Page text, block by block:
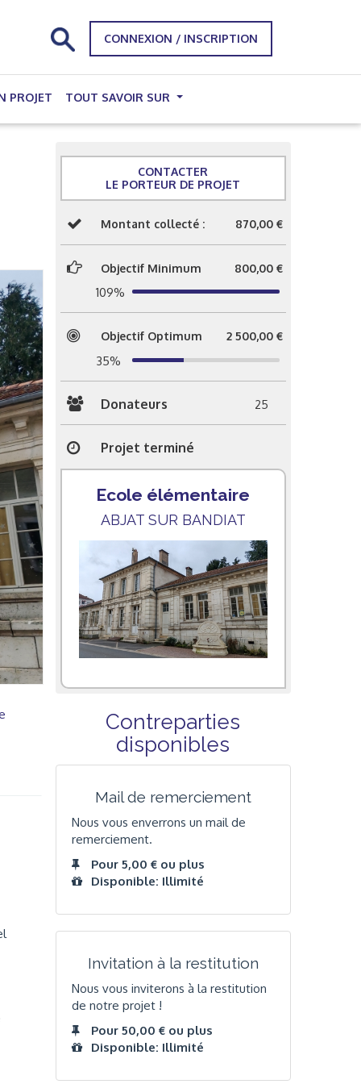
CONNEXION / INSCRIPTION
PROJET TOUT SAVOIR SUR
CONTACTER
LE PORTEUR DE PROJET
Montant collecté : 870,00 €
Objectif Minimum 800,00 €
109%
Objectif Optimum 2 500,00 €
35%
Donateurs 25
Projet terminé
Ecole élémentaire
ABJAT SUR BANDIAT
Contreparties
disponibles
Mail de remerciement
Nous vous enverrons un mail de
remerciement.
Pour 5,00 € ou plus
Disponible: Illimité
Invitation à la restitution
Nous vous inviterons à la restitution
de notre projet !
Pour 50,00 € ou plus
Disponible: Illimité